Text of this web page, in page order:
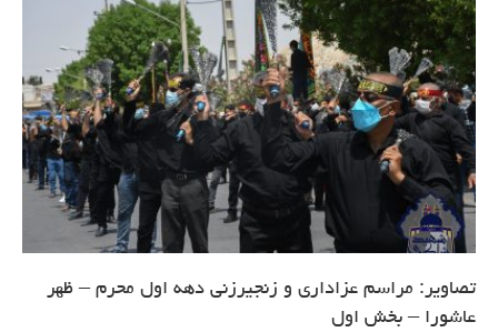
تصاویر: مراسم عزاداری و زنجیرزنی دهه اول محرم – ظهر
عاشورا – بخش اول